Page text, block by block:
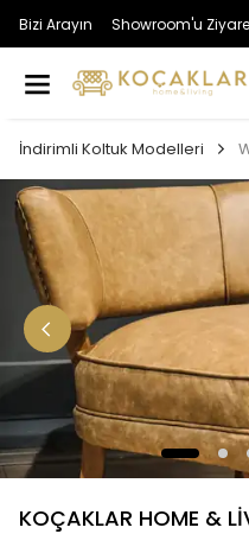
Bizi Arayın Showroom'u
İndirimli Koltuk Modelleri
KOÇAKLAR HOME &